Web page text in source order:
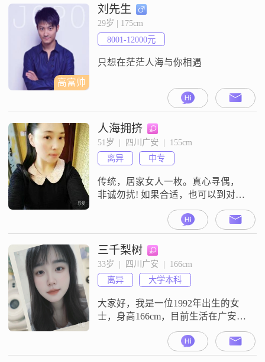
格幽默风趣，总是能找到让周围人
开心的方式。我外向健谈，善于倾
听他人的心声，也能给予恰当的建
议和支持。我对待生活乐观积极，
即使遇到困难也会以平和的心态去
高富帅
刘先生
29岁 | 175cm
8001-12000元
只想在茫茫人海与你相遇
人海拥挤
51岁  |  四川广安  |  155cm
离异
中专
传统，居家女人一枚。真心寻偶，
非诚勿扰! 如果合适，也可以到对方
三千梨树
33岁  |  四川广安  |  166cm
离异
大学本科
大家好，我是一位1992年出生的女
士，身高166cm，目前生活在广安。
我拥有大学本科学历，月收入在
8001到12000元之间。我性格独立自
信，乐观积极，随和易相处。我热